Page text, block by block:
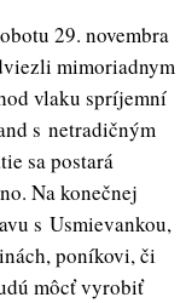
29. novembra
mimoriadnym
vlaku spríjemní
s netradičným
sa postará
Na konečnej
s Usmievankou,
poníkovi, či
môcť vyrobiť